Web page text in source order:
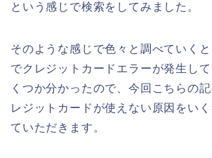
という感じで検索をしてみました。
そのような感じで色々と調べていく
でクレジットカードエラーが発生し
くつか分かったので、今回こちらの
レジットカードが使えない原因をい
ていただきます。